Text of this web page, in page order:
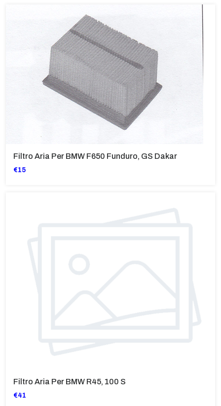
Filtro Aria Per BMW F650 Funduro, GS Dakar
€15
Filtro Aria Per BMW R45, 100 S
€41